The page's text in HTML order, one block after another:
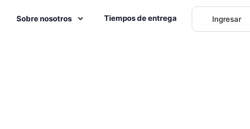
Sobre nosotros Tiempos de entrega Ingresar